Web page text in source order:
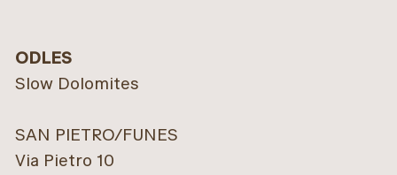
ODLES
Slow Dolomites
SAN PIETRO/FUNES
Via Pietro 10